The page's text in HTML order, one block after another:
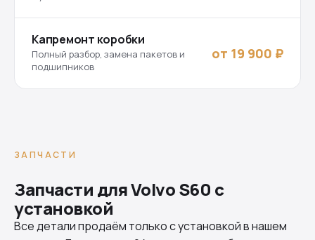
Капремонт коробки
Полный разбор, замена пакетов и
подшипников
от 19 900 ₽
ЗАПЧАСТИ
Запчасти для Volvo S60 с
установкой
Все детали продаём только с установкой в нашем